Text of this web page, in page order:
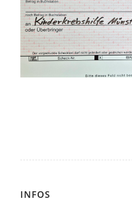
INFOS